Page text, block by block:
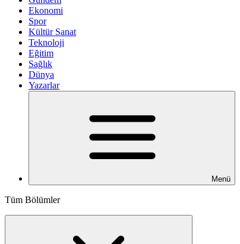
Ekonomi
Spor
Kültür Sanat
Teknoloji
Eğitim
Sağlık
Dünya
Yazarlar
Menü
Tüm Bölümler